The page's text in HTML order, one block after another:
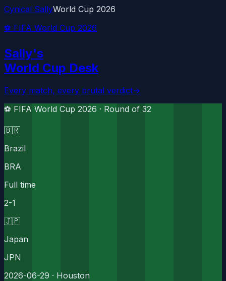
Cynical SallyWorld Cup 2026
⚽ FIFA World Cup 2026
Sally's
World Cup Desk
Every match, every brutal verdict→
⚽ FIFA World Cup 2026 · Round of 32
🇧🇷
Brazil
BRA
Full time
2-1
🇯🇵
Japan
JPN
2026-06-29 · Houston